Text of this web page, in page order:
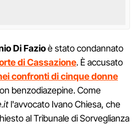
Di Fazioè stato condannato
di Cassazione. È accusato
confronti di cinque donne
benzodiazepine. Come
l'avvocato Ivano Chiesa, che
al Tribunale di Sorveglianza